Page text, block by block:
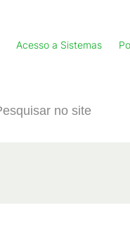
Acesso a Sistemas